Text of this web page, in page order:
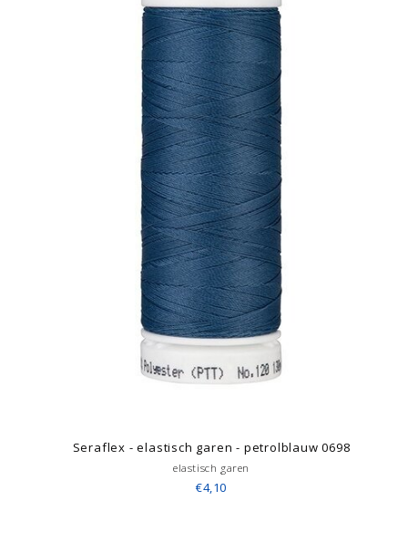
Seraflex - elastisch garen - petrolblauw 0698
elastisch garen
€4,10